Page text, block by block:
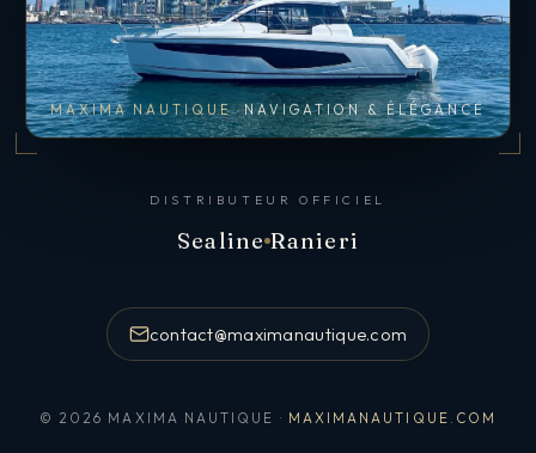
MAXIMA NAUTIQUE NAVIGATION & ÉLÉGANCE
DISTRIBUTEUR OFFICIEL
Sealine Ranieri
contact@maximanautique.com
© 2026 MAXIMA NAUTIQUE · MAXIMANAUTIQUE.COM